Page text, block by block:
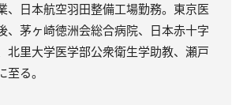
、日本航空羽田整備工場勤務。東京医
、茅ヶ崎徳洲会総合病院、日本赤十字
北里大学医学部公衆衛生学助教、瀬戸
る。